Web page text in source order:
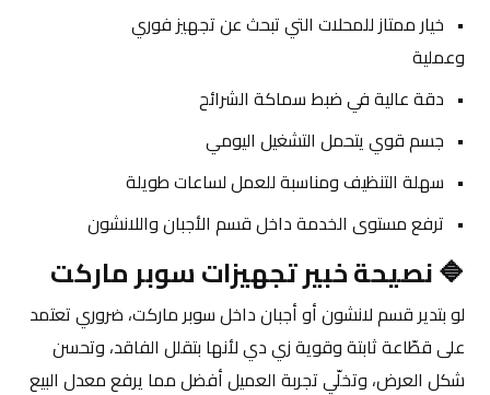
وعملية
دقة عالية في ضبط سماكة الشرائح
جسم قوي يتحمل التشغيل اليومي
سهلة التنظيف ومناسبة للعمل لساعات طويلة
ترفع مستوى الخدمة داخل قسم الأجبان واللانشون
🔷 نصيحة خبير تجهيزات سوبر ماركت